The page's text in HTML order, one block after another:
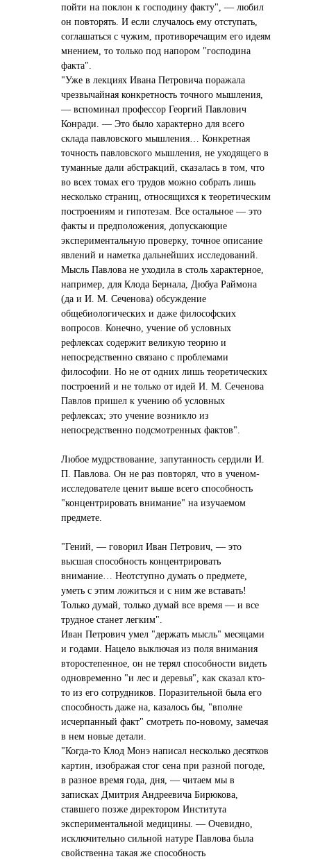
пойти на поклон к господину факту", — любил
он повторять. И если случалось ему отступать,
соглашаться с чужим, противоречащим его идеям
мнением, то только под напором "господина
факта".
"Уже в лекциях Ивана Петровича поражала
чрезвычайная конкретность точного мышления,
— вспоминал профессор Георгий Павлович
Конради. — Это было характерно для всего
склада павловского мышления… Конкретная
точность павловского мышления, не уходящего в
туманные дали абстракций, сказалась в том, что
во всех томах его трудов можно собрать лишь
несколько страниц, относящихся к теоретическим
построениям и гипотезам. Все остальное — это
факты и предположения, допускающие
экспериментальную проверку, точное описание
явлений и наметка дальнейших исследований.
Мысль Павлова не уходила в столь характерное,
например, для Клода Бернала, Дюбуа Раймона
(да и И. М. Сеченова) обсуждение
общебиологических и даже философских
вопросов. Конечно, учение об условных
рефлексах содержит великую теорию и
непосредственно связано с проблемами
философии. Но не от одних лишь теоретических
построений и не только от идей И. М. Сеченова
Павлов пришел к учению об условных
рефлексах; это учение возникло из
непосредственно подсмотренных фактов".
Любое мудрствование, запутанность сердили И.
П. Павлова. Он не раз повторял, что в ученом-
исследователе ценит выше всего способность
"концентрировать внимание" на изучаемом
предмете.
"Гений, — говорил Иван Петрович, — это
высшая способность концентрировать
внимание… Неотступно думать о предмете,
уметь с этим ложиться и с ним же вставать!
Только думай, только думай все время — и все
трудное станет легким".
Иван Петрович умел "держать мысль" месяцами
и годами. Нацело выключая из поля внимания
второстепенное, он не терял способности видеть
одновременно "и лес и деревья", как сказал кто-
то из его сотрудников. Поразительной была его
способность даже на, казалось бы, "вполне
исчерпанный факт" смотреть по-новому, замечая
в нем новые детали.
"Когда-то Клод Монэ написал несколько десятков
картин, изображая стог сена при разной погоде,
в разное время года, дня, — читаем мы в
записках Дмитрия Андреевича Бирюкова,
ставшего позже директором Института
экспериментальной медицины. — Очевидно,
исключительно сильной натуре Павлова была
свойственна такая же способность